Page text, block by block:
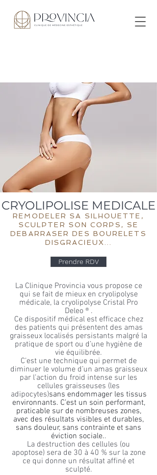
CRYOLIPOLISE MEDICALE
REMODELER SA SILHOUETTE,
SCULPTER SON CORPS, SE
DEBARRASER DES BOURELETS
DISGRACIEUX...
Prendre RDV
La Clinique Provincia vous propose ce
qui se fait de mieux en cryolipolyse
médicale, la cryolipolyse Cristal Pro
Deleo ® .
Ce dispositif médical est efficace chez
des patients qui présentent des amas
graisseux localisés persistants malgré la
pratique de sport ou d’une hygiène de
vie équilibrée.
C’est une technique qui permet de
diminuer le volume d’un amas graisseux
par l’action du froid intense sur les
cellules graisseuses (les
adipocytes)sans endommager les tissus
environnants. C’est un soin performant,
praticable sur de nombreuses zones,
avec des résultats visibles et durables,
sans douleur, sans contrainte et sans
éviction sociale..
La destruction des cellules (ou
apoptose) sera de 30 à 40 % sur la zone
ce qui donne un résultat affiné et
sculpté.